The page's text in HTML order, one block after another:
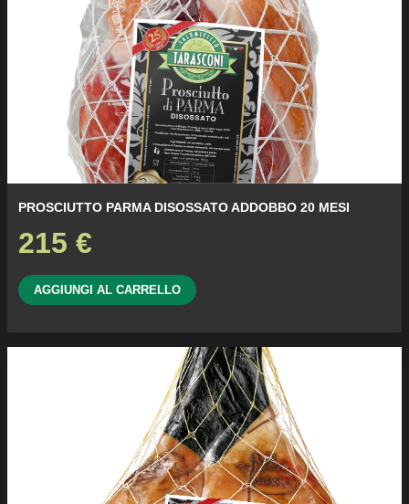
PROSCIUTTO PARMA DISOSSATO ADDOBBO 20 MESI
215 €
AGGIUNGI AL CARRELLO